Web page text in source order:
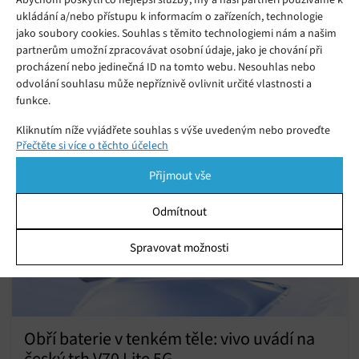
ukládání a/nebo přístupu k informacím o zařízeních, technologie
jako soubory cookies. Souhlas s těmito technologiemi nám a našim
partnerům umožní zpracovávat osobní údaje, jako je chování při
procházení nebo jedinečná ID na tomto webu. Nesouhlas nebo
odvolání souhlasu může nepříznivě ovlivnit určité vlastnosti a
funkce.
Kliknutím níže vyjádřete souhlas s výše uvedeným nebo proveďte
podrobnější rozhodnutí. Vaše volby budou použity pouze na tomto
pomocí přepínačů v Zásadách cookies nebo kliknutím na tlačítko
Spravovat souhlas ve spodní části obrazovky.
Ukládání a/nebo přístup k informacím v zařízení, Porozumění
publiku prostřednictvím statistik nebo kombinací údajů z
Marketing
Přečtěte si více o těchto účelech
Přijmout vše
Odmítnout
Spravovat možnosti
Mohlo by se vám líbit
Obří baterie v tenkém těle: vivo uvádí na